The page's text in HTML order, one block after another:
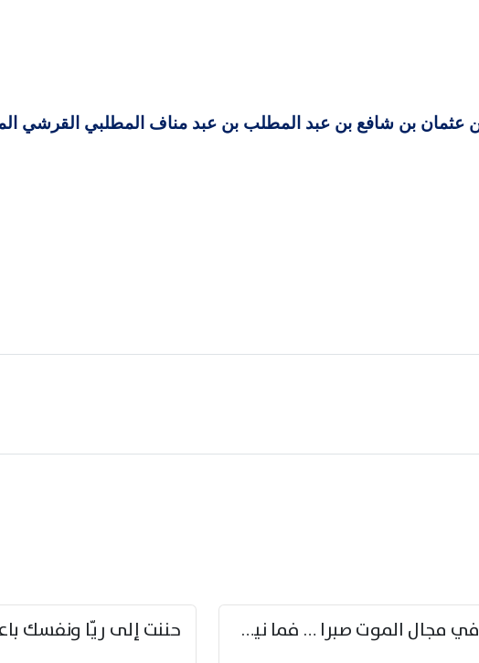
عثمان بن شافع بن عبد المطلب بن عبد مناف المطلبي القرشي
فصبرا في مجال الموت صبرا … فما نيل الخلود بمستطاع